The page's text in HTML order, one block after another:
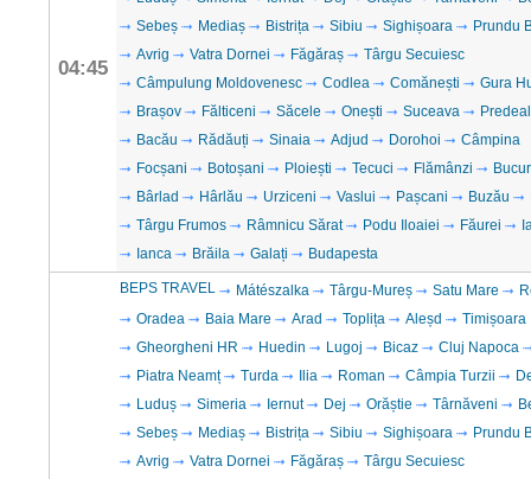
04:45
Sebeș
Mediaș Bistrița Sibiu Sighișoara
Prundu
Avrig
Vatra Dornei Făgăraș
Târgu Secuiesc
Câmpulung Moldovenesc
Codlea Comănești
Gura
Brașov
Fălticeni Săcele Onești Suceava
Predeal
Bacău
Rădăuți Sinaia Adjud Dorohoi
Câmpina
Focșani
Botoșani Ploiești Tecuci Flămânzi
Bârlad
Hârlău Urziceni Vaslui Pașcani Buzău
Târgu Frumos
Râmnicu Sărat Podu Iloaiei Făurei
Ianca
Brăila Galați Budapesta
BEPS TRAVEL Mátészalka Târgu-Mureș Satu Mare
Oradea
Baia Mare Arad Toplița Aleșd
Timișoara
Gheorgheni HR
Huedin Lugoj Bicaz
Cluj Napoca
Piatra Neamț
Turda Ilia Roman Câmpia Turzii
Luduș
Simeria Iernut Dej Orăștie Târnăveni
Sebeș
Mediaș Bistrița Sibiu Sighișoara
Prundu
Avrig
Vatra Dornei Făgăraș
Târgu Secuiesc